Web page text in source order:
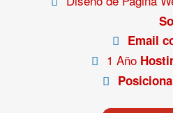
Email
1 Año